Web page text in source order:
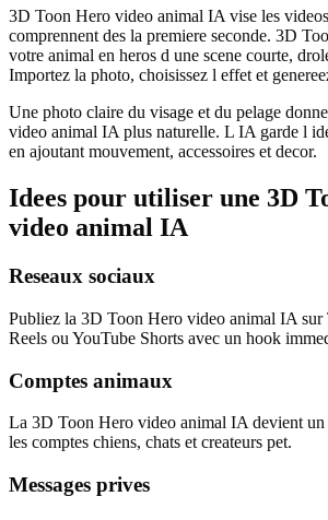
3D Toon Hero video animal IA vise les
comprennent des la premiere seconde. 3D
votre animal en heros d une scene courte,
Importez la photo, choisissez l effet et
Une photo claire du visage et du pelage
video animal IA plus naturelle. L IA garde l
en ajoutant mouvement, accessoires et decor.
Idees pour utiliser une 3D
video animal IA
Reseaux sociaux
Publiez la 3D Toon Hero video animal IA sur
Reels ou YouTube Shorts avec un hook
Comptes animaux
La 3D Toon Hero video animal IA devient
les comptes chiens, chats et createurs pet.
Messages prives